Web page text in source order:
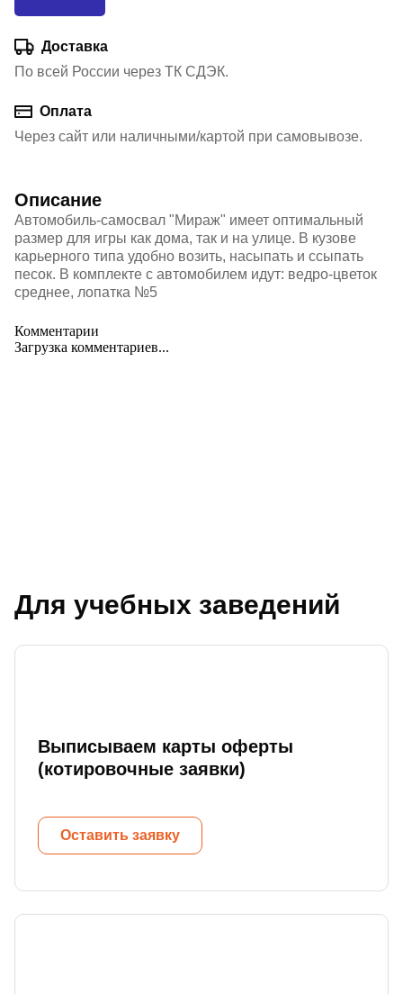
Доставка
По всей России через ТК СДЭК.
Оплата
Через сайт или наличными/картой при самовывозе.
Описание
Автомобиль-самосвал "Мираж" имеет оптимальный
размер для игры как дома, так и на улице. В кузове
карьерного типа удобно возить, насыпать и ссыпать
песок. В комплекте с автомобилем идут: ведро-цветок
среднее, лопатка №5
Комментарии
Загрузка комментариев...
Для учебных заведений
Выписываем карты оферты
(котировочные заявки)
Оставить заявку